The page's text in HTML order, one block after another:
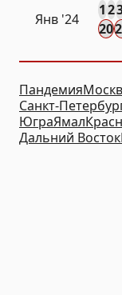
Янв '24
12
20
Пандемия
Санкт-
ЮграЯмал
Дальний Восток